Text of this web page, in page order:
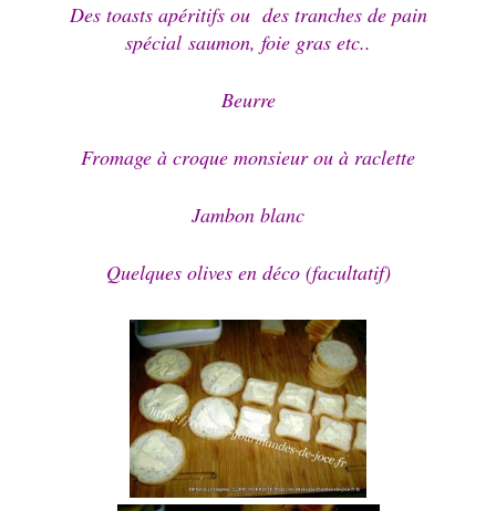
Des toasts apéritifs ou des tranches de pain
spécial saumon, foie gras etc..
Beurre
Fromage à croque monsieur ou à raclette
Jambon blanc
Quelques olives en déco (facultatif)